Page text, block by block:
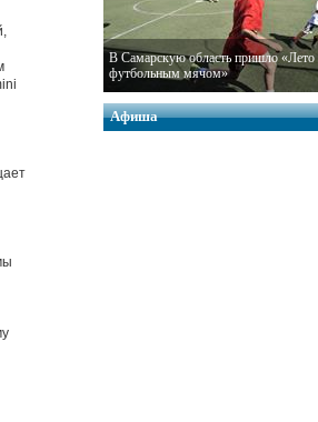
В Самарскую область пришло «Лето
футбольным мячом»
Афиша